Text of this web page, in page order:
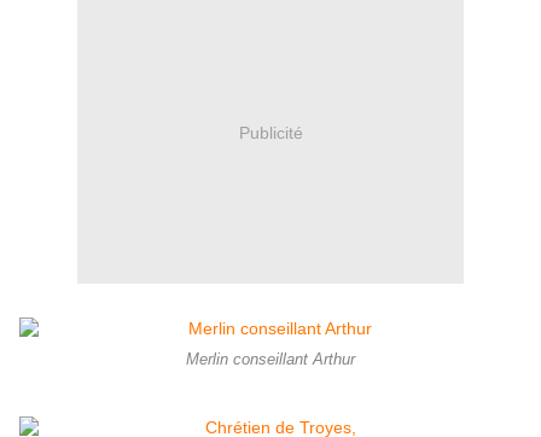
Publicité
Merlin conseillant Arthur